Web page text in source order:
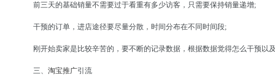
前三天的基础销量不需要过于看重有多少访客，只需要保持销量递增;
干预的订单，进店途径要尽量分散，时间分布在不同时间段;
刚开始卖家是比较辛苦的，要不断的记录数据，根据数据觉得怎么干预
三、 淘宝推广引流